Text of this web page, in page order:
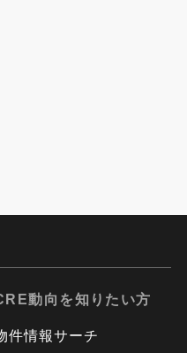
動向を知りたい方
件情報サーチ